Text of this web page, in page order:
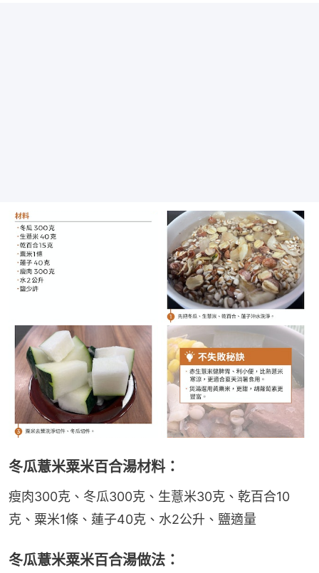
冬瓜薏米粟米百合湯材料：
瘦肉300克、冬瓜300克、生薏米30克、乾百合10
克、粟米1條、蓮子40克、水2公升、鹽適量
冬瓜薏米粟米百合湯做法：